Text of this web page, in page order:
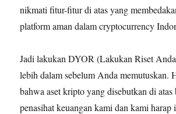
nikmati fitur-fitur di atas yang
platform aman dalam cryptocurrency
Jadi lakukan DYOR (Lakukan Riset
lebih dalam sebelum Anda memutuskan.
bahwa aset kripto yang disebutkan di atas
penasihat keuangan kami dan kami harap